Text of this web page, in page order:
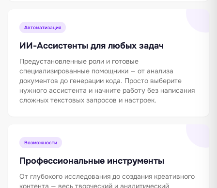
Автоматизация
ИИ-Ассистенты для любых задач
Предустановленные роли и готовые
специализированные помощники — от анализа
документов до генерации кода. Просто выберите
нужного ассистента и начните работу без написания
сложных текстовых запросов и настроек.
Возможности
Профессиональные инструменты
От глубокого исследования до создания креативного
контента — весь творческий и аналитический